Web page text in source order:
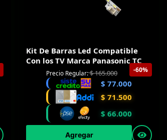
Kit De Barras Led Compatible
Con los TV Marca Panasonic TC
-60%
Precio Regular:$165.000
$ 77.000
$ 71.500
$ 66.000
Agregar